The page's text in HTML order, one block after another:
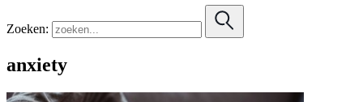
Zoeken:
anxiety